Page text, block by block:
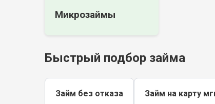
Микрозаймы
Быстрый подбор займа
Займ без отказа Займ на карту